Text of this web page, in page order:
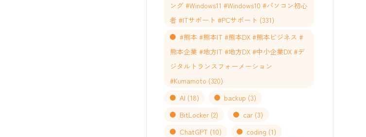
ング #Windows11 #Windows10 #パソコン初心
者 #ITサポート #PCサポート (331)
#熊本 #熊本IT #熊本DX #熊本ビジネス #
熊本企業 #地方IT #地方DX #中小企業DX #デ
ジタルトランスフォーメーション
#Kumamoto (320)
AI (18) backup (3)
BitLocker(2) car(3)
ChatGPT(10) coding (1)